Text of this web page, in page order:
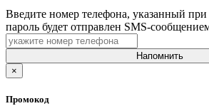
Введите номер телефона, указанный
пароль будет отправлен SMS-
Напомнить
×
Промокод